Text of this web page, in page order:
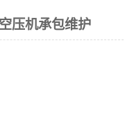
压机承包维护
空压机显示屏